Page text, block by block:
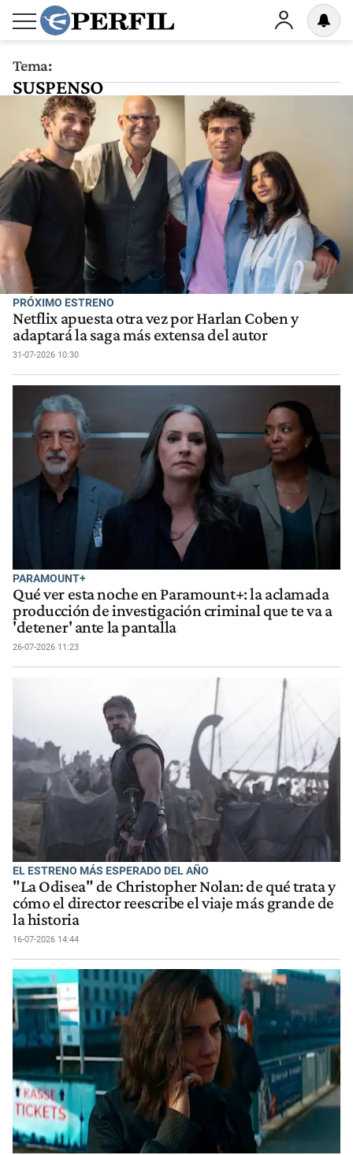
Tema:
SUSPENSO
PRÓXIMO ESTRENO
Netflix apuesta otra vez por Harlan Coben y
adaptará la saga más extensa del autor
31-07-2026 10:30
PARAMOUNT+
Qué ver esta noche en Paramount+: la aclamada
producción de investigación criminal que te va a
'detener' ante la pantalla
26-07-2026 11:23
EL ESTRENO MÁS ESPERADO DEL AÑO
"La Odisea" de Christopher Nolan: de qué trata y
cómo el director reescribe el viaje más grande de
la historia
16-07-2026 14:44